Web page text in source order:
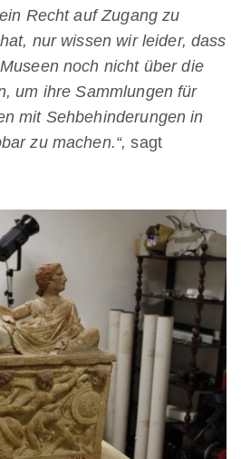
Recht auf Zugang zu
nur wissen wir leider, dass
noch nicht über die
um ihre Sammlungen für
mit Sehbehinderungen in
zu machen.“, sagt